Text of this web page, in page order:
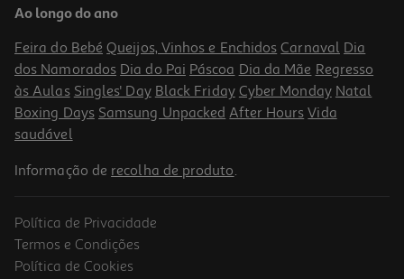
12.6 €/un
PVP de editor
12,60 €
-10%
Ao longo do ano
Feira do Bebé Queijos, Vinhos e Enchidos Carnaval Dia
dos Namorados Dia do Pai Páscoa Dia da Mãe Regresso
às Aulas Singles' Day Black Friday Cyber Monday Natal
Boxing Days Samsung Unpacked After Hours Vida
saudável
Informação de recolha de produto.
Política de Privacidade
Termos e Condições
Política de Cookies